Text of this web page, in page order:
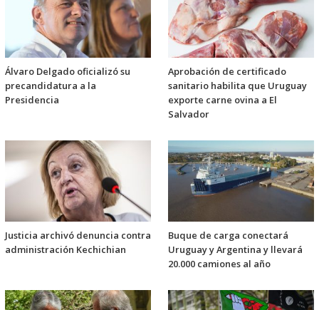
Álvaro Delgado oficializó su
precandidatura a la
Presidencia
Aprobación de certificado
sanitario habilita que Uruguay
exporte carne ovina a El
Salvador
Justicia archivó denuncia contra
administración Kechichian
Buque de carga conectará
Uruguay y Argentina y llevará
20.000 camiones al año